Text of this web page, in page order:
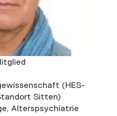
(HES-
Sitten)
Alterspsychiatrie